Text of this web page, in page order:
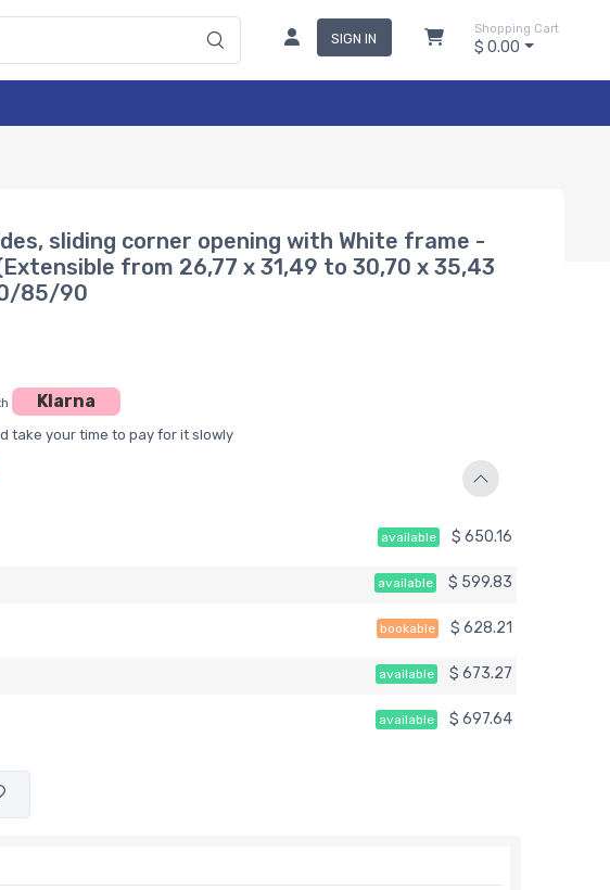
SIGN IN
Shopping Cart
$ 0.00
sliding corner opening with White frame -
from 26,77 x 31,49 to 30,70 x 35,43
85/90
Klarna
take your time to pay for it slowly
available $ 650.16
available $ 599.83
bookable $ 628.21
available $ 673.27
available $ 697.64